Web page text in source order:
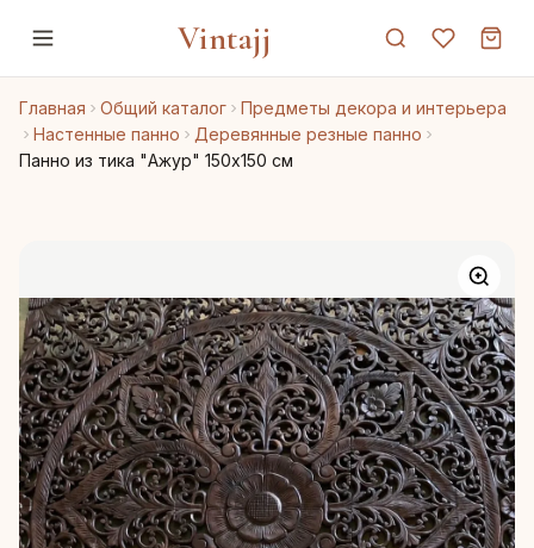
Vintajj
Главная Общий каталог
Предметы декора и интерьера
Настенные панно
Деревянные резные панно
Панно из тика "Ажур" 150х150 см